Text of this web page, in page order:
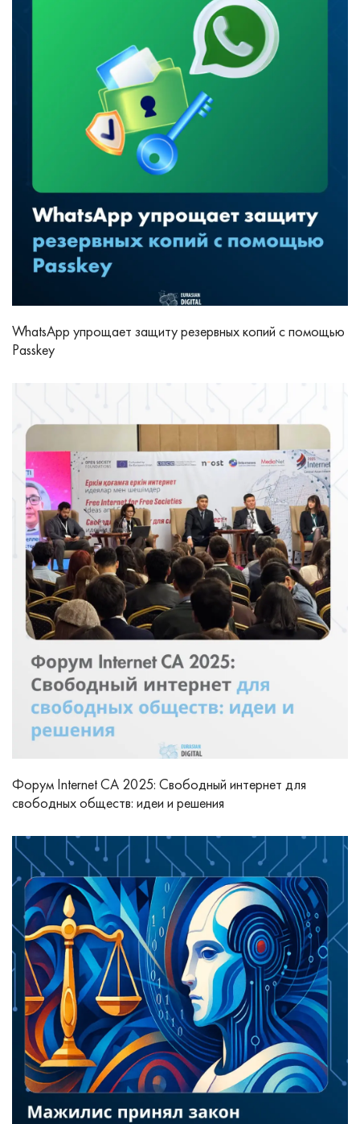
WhatsApp упрощает защиту резервных копий с помощью
Passkey
Форум Internet CA 2025: Свободный интернет для
свободных обществ: идеи и решения